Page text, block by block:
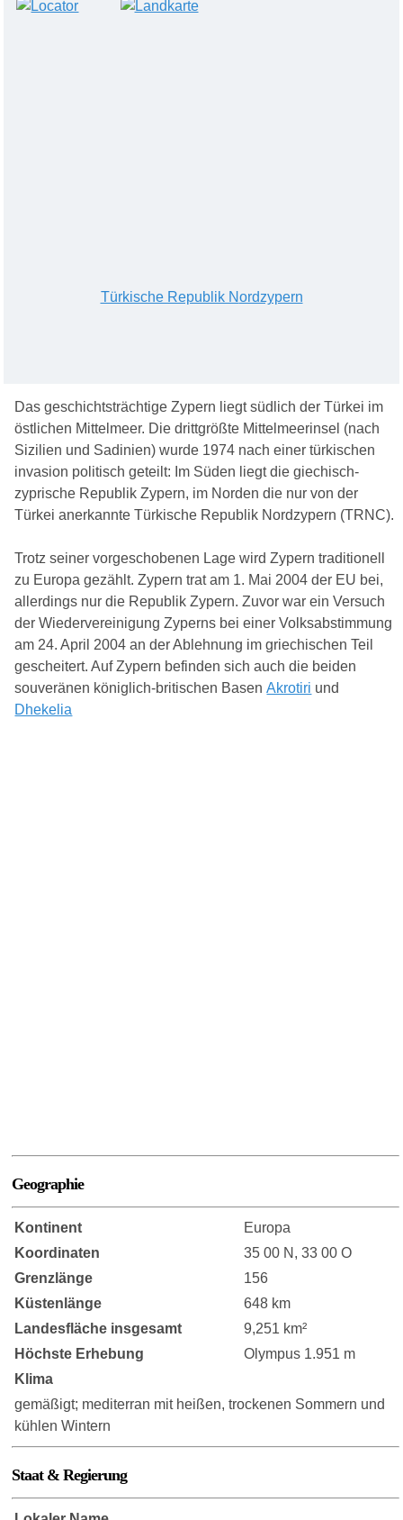
Türkische Republik Nordzypern
Das geschichtsträchtige Zypern liegt südlich der Türkei im
östlichen Mittelmeer. Die drittgrößte Mittelmeerinsel (nach
Sizilien und Sadinien) wurde 1974 nach einer türkischen
invasion politisch geteilt: Im Süden liegt die giechisch-
zyprische Republik Zypern, im Norden die nur von der
Türkei anerkannte Türkische Republik Nordzypern (TRNC).
Trotz seiner vorgeschobenen Lage wird Zypern traditionell
zu Europa gezählt. Zypern trat am 1. Mai 2004 der EU bei,
allerdings nur die Republik Zypern. Zuvor war ein Versuch
der Wiedervereinigung Zyperns bei einer Volksabstimmung
am 24. April 2004 an der Ablehnung im griechischen Teil
gescheitert. Auf Zypern befinden sich auch die beiden
souveränen königlich-britischen BasenAkrotiri und
Dhekelia
Geographie
Kontinent
Europa
Koordinaten
35 00 N, 33 00 O
Grenzlänge
156
Küstenlänge
648 km
Landesfläche insgesamt
9,251 km²
Höchste Erhebung
Olympus 1.951 m
Klima
gemäßigt; mediterran mit heißen, trockenen Sommern und
kühlen Wintern
Staat & Regierung